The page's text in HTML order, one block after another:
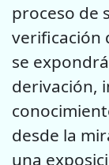
proceso de
verificación
se
derivación,
desde la
una